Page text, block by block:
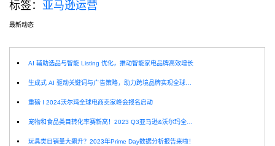
标签： 亚马逊运营
最新动态
AI 辅助选品与智能 Listing 优化，推动智能家电品牌高效增长
生成式 AI 驱动关键词与广告策略，助力跨境品牌实现全球增长突破
重磅 I 2024沃尔玛全球电商卖家峰会报名启动
宠物和食品类目转化率赛新高！2023 Q3亚马逊&沃尔玛全球电商CPC数据发布！
玩具类目销量大飙升？2023年Prime Day数据分析报告来啦！